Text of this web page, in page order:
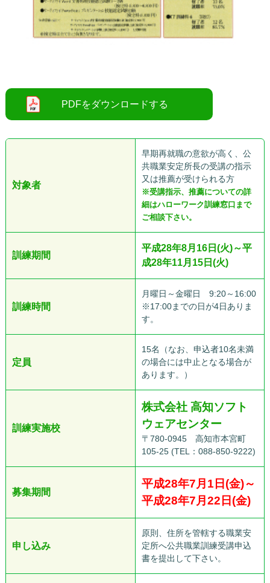
対象者
早期再就職の意欲が高く、公
共職業安定所長の受講の指示
又は推薦が受けられる方
※受講指示、推薦についての詳
細はハローワーク訓練窓口まで
ご相談下さい。
訓練期間
平成28年8月16日(火)～平
成28年11月15日(火)
訓練時間
月曜日～金曜日 9:20～16:00
※17:00までの日が4日ありま
す。
定員
15名（なお、申込者10名未満
の場合には中止となる場合が
あります。）
訓練実施校
株式会社 高知ソフト
ウェアセンター
〒780-0945 高知市本宮町
105-25 (TEL：088-850-9222)
募集期間
平成28年7月1日(金)～
平成28年7月22日(金)
申し込み
原則、住所を管轄する職業安
定所へ公共職業訓練受講申込
書を提出して下さい。